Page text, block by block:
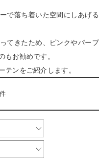
で落ち着いた空間にしあげる
てきたため、ピンクやパープ
もお勧めです。
テンをご紹介します。